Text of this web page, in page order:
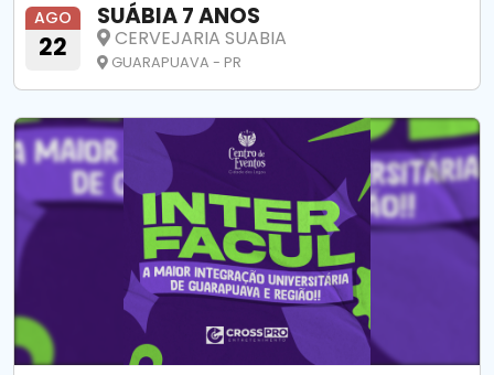
AGO
22
SUÁBIA 7 ANOS
CERVEJARIA SUABIA
GUARAPUAVA - PR